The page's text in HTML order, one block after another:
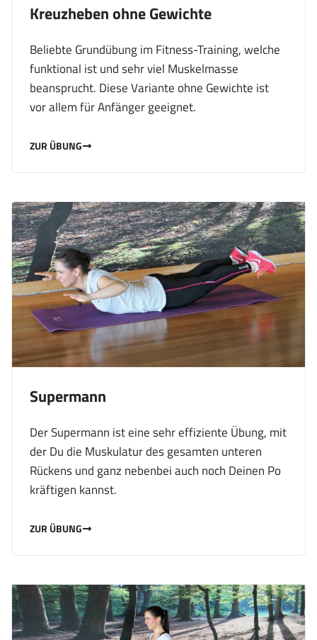
Kreuzheben ohne Gewichte
Beliebte Grundübung im Fitness-Training, welche
funktional ist und sehr viel Muskelmasse
beansprucht. Diese Variante ohne Gewichte ist
vor allem für Anfänger geeignet.
ZUR ÜBUNG
Supermann
Der Supermann ist eine sehr effiziente Übung, mit
der Du die Muskulatur des gesamten unteren
Rückens und ganz nebenbei auch noch Deinen Po
kräftigen kannst.
ZUR ÜBUNG